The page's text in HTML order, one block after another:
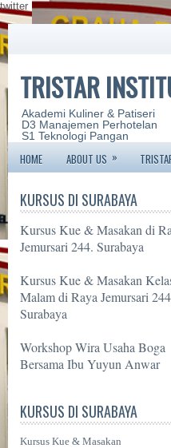
twitter
TRISTAR
Akademi Kuliner & Patiseri
D3 Manajemen Perhotelan
S1 Teknologi Pangan
HOME ABOUT US »
KURSUS DI SURABAYA
Kursus Kue & Masakan di
Jemursari 244. Surabaya
Kursus Kue & Masakan
Malam di Raya Jemursari
Surabaya
Workshop Wira Usaha Boga
Bersama Ibu Yuyun Anwar
KURSUS DI SURABAYA
Kursus Kue & Masakan